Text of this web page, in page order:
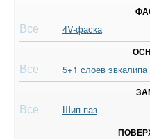
Все 4V-фаска
Все 5+1 слоев эвкалипа
Все Шип-паз